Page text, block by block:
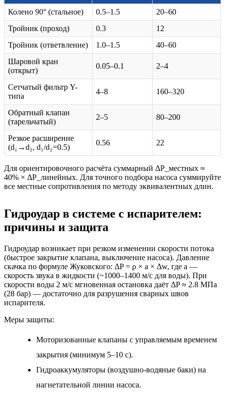
Колено 90° (стальное) 0.5–1.5
20–60
Тройник (проход)
0.3
12
Тройник (ответвление)
1.0–1.5
40–60
Шаровой кран
(открыт)
0.05–0.1 2–4
Сетчатый фильтр Y-
типа
4–8 160–320
Обратный клапан
(тарельчатый)
2–5 80–200
Резкое расширение
(d₁→d₂, d₁/d₂=0.5)
0.56 22
Для ориентировочного расчёта суммарный ΔP_местных ≈
40% × ΔP_линейных. Для точного подбора насоса суммируйте
все местные сопротивления по методу эквивалентных длин.
Гидроудар в системе с испарителем:
причины и защита
Гидроудар возникает при резком изменении скорости потока
(быстрое закрытие клапана, выключение насоса). Давление
скачка по формуле Жуковского: ΔP = ρ × a × Δw, где a —
скорость звука в жидкости (~1000–1400 м/с для воды). При
скорости воды 2 м/с мгновенная остановка даёт ΔP ≈ 2.8 МПа
(28 бар) — достаточно для разрушения сварных швов
испарителя.
Меры защиты:
Моторизованные клапаны с управляемым временем
закрытия (минимум 5–10 с).
Гидроаккумуляторы (воздушно-водяные баки) на
нагнетательной линии насоса.